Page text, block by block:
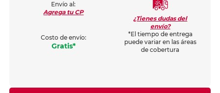
Envío al:
Agrega tu CP
Costo de envío:
Gratis*
¿Tienes dudas del
envío?
*El tiempo de entrega
puede variar en las áreas
de cobertura